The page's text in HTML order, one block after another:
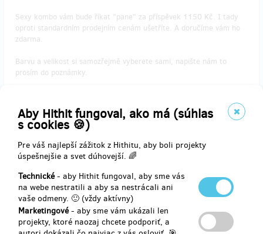
Aby Hithit fungoval, ako má (súhlas
s cookies 🍪)
Pre váš najlepší zážitok z Hithitu, aby boli projekty
úspešnejšie a svet dúhovejší. 🌈
Technické- aby Hithit fungoval, aby sme vás
na webe nestratili a aby sa nestrácali ani
vaše odmeny. 🙂 (vždy aktívny)
Marketingové- aby sme vám ukázali len
projekty, ktoré naozaj chcete podporiť, a
Sexy kombo vám bude říkat "pane" za příspěvek 1150 Kč. I tady
oproti standardním prodejním cenám ušetříte. A doručíme vám ho
zdarma.
Barvu a velikost si samozřejmě vyberete sami, napište nám to
prosím do poznámky.
Barvy boxerek: černá, navy, modrá, šedá, petrolejová
Velikost trika si můžete vybrat u nás na
Doručenia odmeny: na adresu, do mesiaca po ukončení projektu na
Hithitu
47,54 €
(1 150 Kč